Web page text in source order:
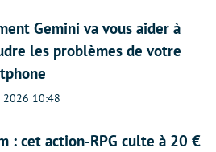
Gemini va vous aider à
les problèmes de votre
10:48
: cet action-RPG culte à 20 €